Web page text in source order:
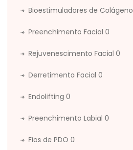
Bioestimuladores de Colágeno
Preenchimento Facial 0
Rejuvenescimento Facial 0
Derretimento Facial 0
Endolifting 0
Preenchimento Labial 0
Fios de PDO 0